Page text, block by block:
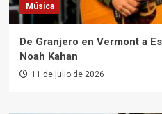
Música
De Granjero en Vermont a
Noah Kahan
11 de julio de 2026